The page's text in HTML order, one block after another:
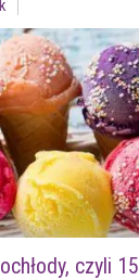
czyli 15